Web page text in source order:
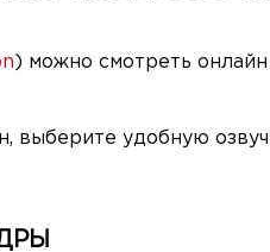
) можно смотреть
удобную